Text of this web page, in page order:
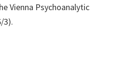
Vienna Psychoanalytic
3).